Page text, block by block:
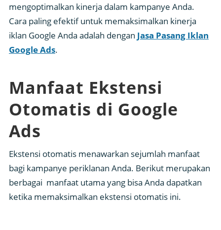
mengoptimalkan kinerja dalam kampanye Anda.
Cara paling efektif untuk memaksimalkan kinerja
iklan Google Anda adalah dengan Jasa Pasang Iklan
Google Ads.
Manfaat Ekstensi
Otomatis di Google
Ads
Ekstensi otomatis menawarkan sejumlah manfaat
bagi kampanye periklanan Anda. Berikut merupakan
berbagai manfaat utama yang bisa Anda dapatkan
ketika memaksimalkan ekstensi otomatis ini.